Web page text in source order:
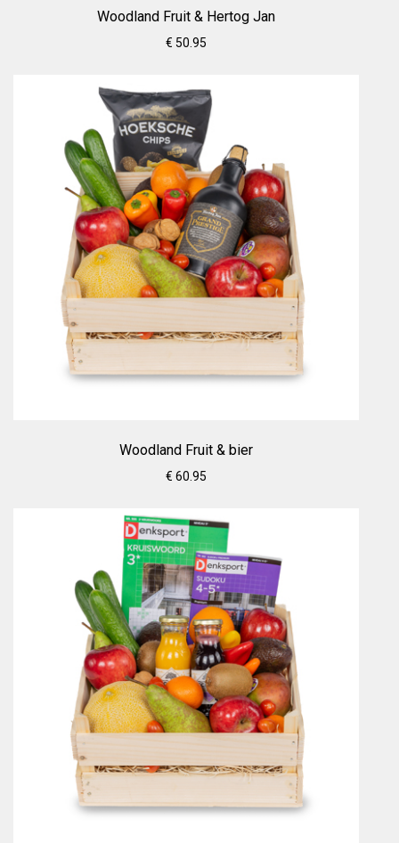
Woodland Fruit & Hertog Jan
€ 50.95
Woodland Fruit & bier
€ 60.95